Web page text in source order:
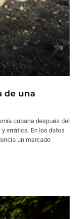
de una
cubana después del
errática. En los datos
un marcado